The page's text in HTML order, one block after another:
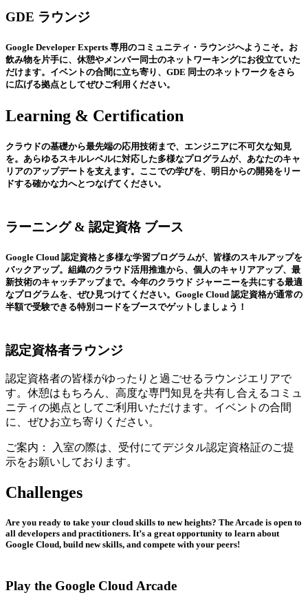
GDE ラウンジ
Google Developer Experts 専用のコミュニティ・ラウンジへようこそ。お
飲み物を片手に、休憩やメンバー同士のネットワーキングにお役立ていた
だけます。イベントの合間に立ち寄り、GDE 同士のネットワークをさら
に広げる拠点としてぜひご利用ください。
Learning & Certification
クラウドの基礎から最先端の応用技術まで、エンジニアに不可欠な知見
を。あらゆるスキルレベルに対応した多様なプログラムが、あなたのキャ
リアのアップデートを支えます。ここでの学びを、明日からの開発をリー
ドする確かな力へとつなげてください。
ラーニング & 認定資格 ブース
Google Cloud 認定資格と多様な学習プログラムが、皆様のスキルアップを
バックアップ。組織のクラウド活用推進から、個人のキャリアアップ、最
新技術のキャッチアップまで。今年のクラウド ジャーニーを共にする最適
なプログラムを、ぜひ見つけてください。Google Cloud 認定資格が通常の
半額で受験できる特別コードをブースでゲットしましょう！
認定資格者ラウンジ
認定資格者の皆様がゆったりと過ごせるラウンジエリアで
す。休憩はもちろん、高度な専門知見を共有し合えるコミュ
ニティの拠点としてご利用いただけます。イベントの合間
に、ぜひお立ち寄りください。
ご案内： 入室の際は、受付にてデジタル認定資格証のご提
示をお願いしております。
Challenges
Are you ready to take your cloud skills to new heights? The Arcade is open to
all developers and practitioners. It’s a great opportunity to learn about
Google Cloud, build new skills, and compete with your peers!
Play the Google Cloud Arcade